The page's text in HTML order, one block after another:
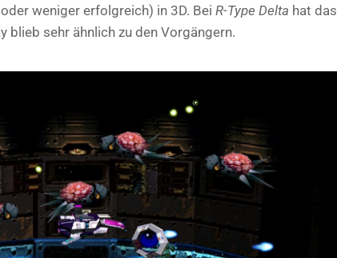
weniger erfolgreich) in 3D. Bei R-Type Delta hat das
blieb sehr ähnlich zu den Vorgängern.